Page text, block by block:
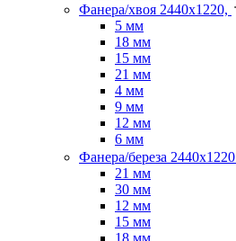
Фанера/хвоя 2440х1220,
5 мм
18 мм
15 мм
21 мм
4 мм
9 мм
12 мм
6 мм
Фанера/береза 2440х1220
21 мм
30 мм
12 мм
15 мм
18 мм